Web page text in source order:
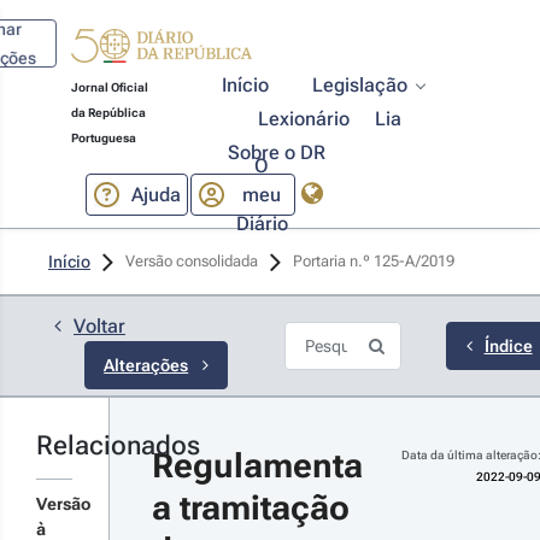
Jornal Oficial
da República
Portuguesa
Início
Legislação
Lexionário
Lia
Sobre o DR
Ajuda
O
meu
Diário
Início Versão consolidada Portaria n.º 125-A/2019
Voltar
Alterações
n.º
2022 -
de
Índice
Relacionados
Versão
à
Regulamenta
a tramitação
Data da última alteração:
2022-09-09